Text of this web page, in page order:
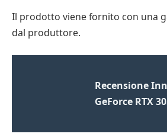
Il prodotto viene fornito con una
dal produttore.
Recensione
GeForce RTX